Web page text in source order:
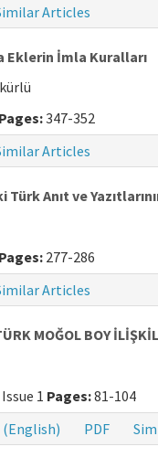
Articles
Eklerin İmla Kuralları
Pages:347-352
Articles
Anıt ve
Pages: 277-286
Articles
MOĞOL BOY
1 Pages:81-104
PDF